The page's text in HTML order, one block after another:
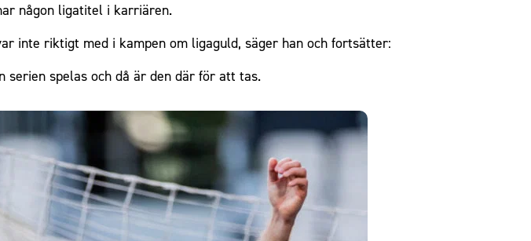
någon ligatitel i karriären.
inte riktigt med i kampen om ligaguld, säger han och fortsätter:
serien spelas och då är den där för att tas.